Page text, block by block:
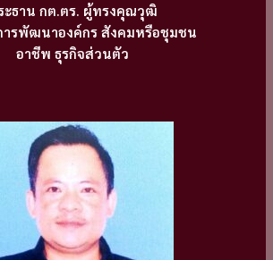
ะธาน กต.ตร. ผู้ทรงคุณวุฒิ
ารพัฒนาองค์กร สังคมหรือชุมชน
อาชีพ ธุรกิจส่วนตัว